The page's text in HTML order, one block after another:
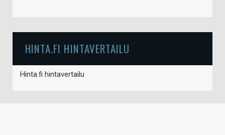
HINTA.FI HINTAVERTAILU
Hinta.fi hintavertailu